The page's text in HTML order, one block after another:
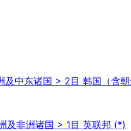
及中东诸国 > 2目 韩国（含
及非洲诸国 > 1目 英联邦 (*)